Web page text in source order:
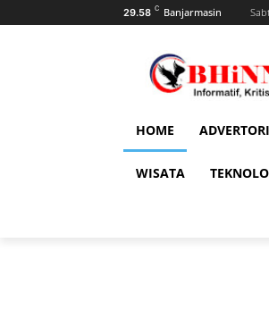
29.58 C Banjarmasin
HOME
WISATA